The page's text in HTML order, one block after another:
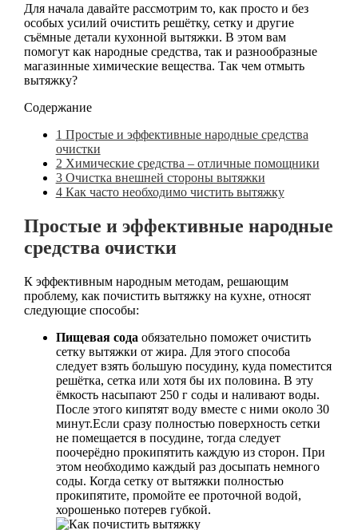
Для начала давайте рассмотрим то, как просто и без
особых усилий очистить решётку, сетку и другие
съёмные детали кухонной вытяжки. В этом вам
помогут как народные средства, так и разнообразные
магазинные химические вещества. Так чем отмыть
вытяжку?
Содержание
1 Простые и эффективные народные средства
очистки
2 Химические средства – отличные помощники
3Очистка внешней стороны вытяжки
4Как часто необходимо чистить вытяжку
Простые и эффективные народные
средства очистки
К эффективным народным методам, решающим
проблему, как почистить вытяжку на кухне, относят
следующие способы:
Пищевая сода обязательно поможет очистить
сетку вытяжки от жира. Для этого способа
следует взять большую посудину, куда поместится
решётка, сетка или хотя бы их половина. В эту
ёмкость насыпают 250 г соды и наливают воды.
После этого кипятят воду вместе с ними около 30
минут.Если сразу полностью поверхность сетки
не помещается в посудине, тогда следует
поочерёдно прокипятить каждую из сторон. При
этом необходимо каждый раз досыпать немного
соды. Когда сетку от вытяжки полностью
прокипятите, промойте ее проточной водой,
хорошенько потерев губкой.